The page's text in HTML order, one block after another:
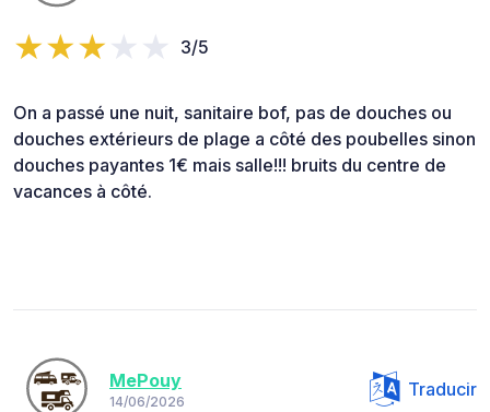
3/5
On a passé une nuit, sanitaire bof, pas de douches ou
douches extérieurs de plage a côté des poubelles sinon
douches payantes 1€ mais salle!!! bruits du centre de
vacances à côté.
MePouy
14/06/2026
Traducir